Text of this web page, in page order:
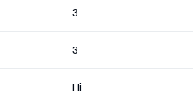
3
3
Ні